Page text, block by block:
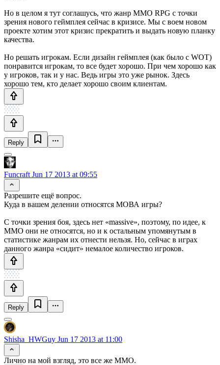
Но в целом я тут соглашусь, что жанр MMO RPG с точки
зрения нового геймплея сейчас в кризисе. Мы с воем новом
проекте хотим этот кризис прекратить и выдать новую планку
качества.
Но решать игрокам. Если дизайн геймплея (как было с WOT)
понравится игрокам, то все будет хорошо. При чем хорошо как
у игроков, так и у нас. Ведь игры это уже рынок. Здесь
хорошо тем, кто делает хорошо своим клиентам.
Reply
Funcraft Jun 17 2013 at 09:55
Разрешите ещё вопрос.
Куда в вашем делении относятся МОВА игры?
С точки зрения боя, здесь нет «massive», поэтому, по идее, к
ММО они не относятся, но и к остальным упомянутым в
статистике жанрам их отнести нельзя. Но, сейчас в играх
данного жанра «сидит» немалое количество игроков.
Reply
Shisha_HWGuy Jun 17 2013 at 11:00
Лично на мой взгляд, это все же MMO.